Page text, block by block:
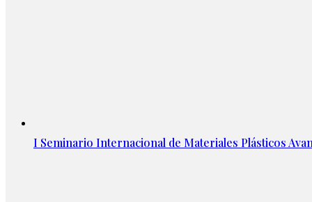
I Seminario Internacional de Materiales Plásticos